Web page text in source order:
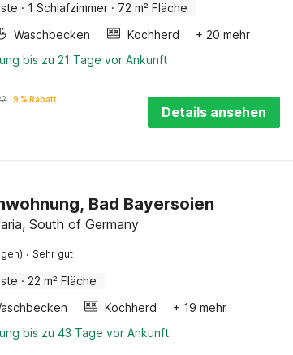
· 1 Schlafzimmer · 72 m² Fläche
Waschbecken Kochherd
+ 20 mehr
bis zu 21 Tage vor Ankunft
9 % Rabatt
Details ansehen
Bad Bayersoien
South of Germany
· Sehr gut
· 22 m² Fläche
Kochherd
+ 19 mehr
bis zu 43 Tage vor Ankunft